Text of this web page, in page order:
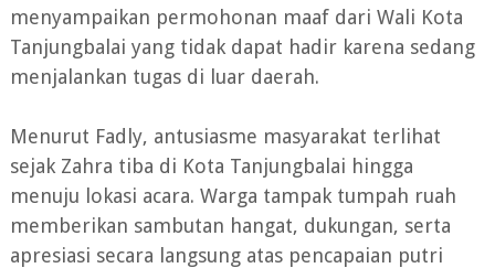
menyampaikan permohonan maaf dari Wali Kota
Tanjungbalai yang tidak dapat hadir karena sedang
menjalankan tugas di luar daerah.
Menurut Fadly, antusiasme masyarakat terlihat
sejak Zahra tiba di Kota Tanjungbalai hingga
menuju lokasi acara. Warga tampak tumpah ruah
memberikan sambutan hangat, dukungan, serta
apresiasi secara langsung atas pencapaian putri